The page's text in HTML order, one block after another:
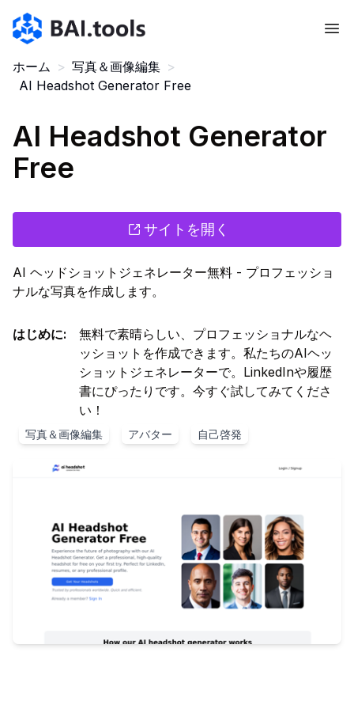
Bai.tools
ホーム > 写真＆画像編集 >
AI Headshot Generator Free
AI Headshot Generator
Free
サイトを開く
AI ヘッドショットジェネレーター無料 - プロフェッショ
ナルな写真を作成します。
はじめに:
無料で素晴らしい、プロフェッショナルなヘ
ッショットを作成できます。私たちのAIヘッ
ショットジェネレーターで。LinkedInや履歴
書にぴったりです。今すぐ試してみてくださ
い！
写真＆画像編集 アバター 自己啓発